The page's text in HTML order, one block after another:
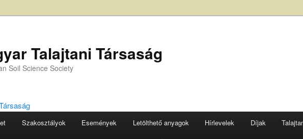
Talajtani Társaság
Soil Science Society
Szakosztályok Események Letölthető anyagok Hírlevelek Díjak